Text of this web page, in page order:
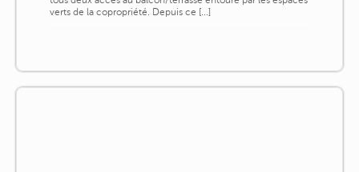
verts de la copropriété. Depuis ce [...]